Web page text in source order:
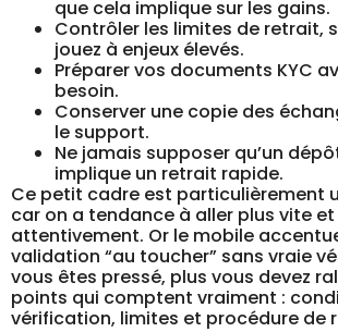
que cela implique sur les gains.
Contrôler les limites de retrait,
jouez à enjeux élevés.
Préparer vos documents KYC
besoin.
Conserver une copie des
le support.
Ne jamais supposer qu’un
implique un retrait rapide.
Ce petit cadre est particulièrement
car on a tendance à aller plus vite
attentivement. Or le mobile
validation “au toucher” sans vraie
vous êtes pressé, plus vous devez
points qui comptent vraiment :
vérification, limites et procédure de